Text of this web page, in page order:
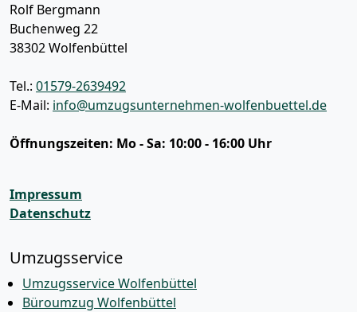
Rolf Bergmann
Buchenweg 22
38302Wolfenbüttel
Tel.: 01579-2639492
E-Mail: info@umzugsunternehmen-wolfenbuettel.de
Öffnungszeiten: Mo - Sa: 10:00 - 16:00 Uhr
Impressum
Datenschutz
Umzugsservice
Umzugsservice Wolfenbüttel
Büroumzug Wolfenbüttel